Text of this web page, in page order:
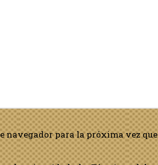
navegador para la próxima vez que